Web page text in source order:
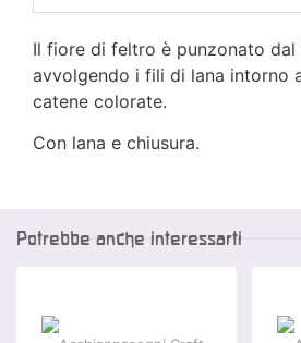
Il fiore di feltro è punzonato
avvolgendo i fili di lana intorno
catene colorate.
Con lana e chiusura.
Potrebbe anche interessarti